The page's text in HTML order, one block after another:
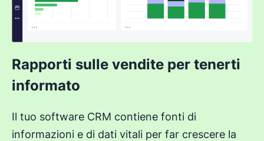
Rapporti sulle vendite per tenerti
informato
Il tuo software CRM contiene fonti di
informazioni e di dati vitali per far crescere la